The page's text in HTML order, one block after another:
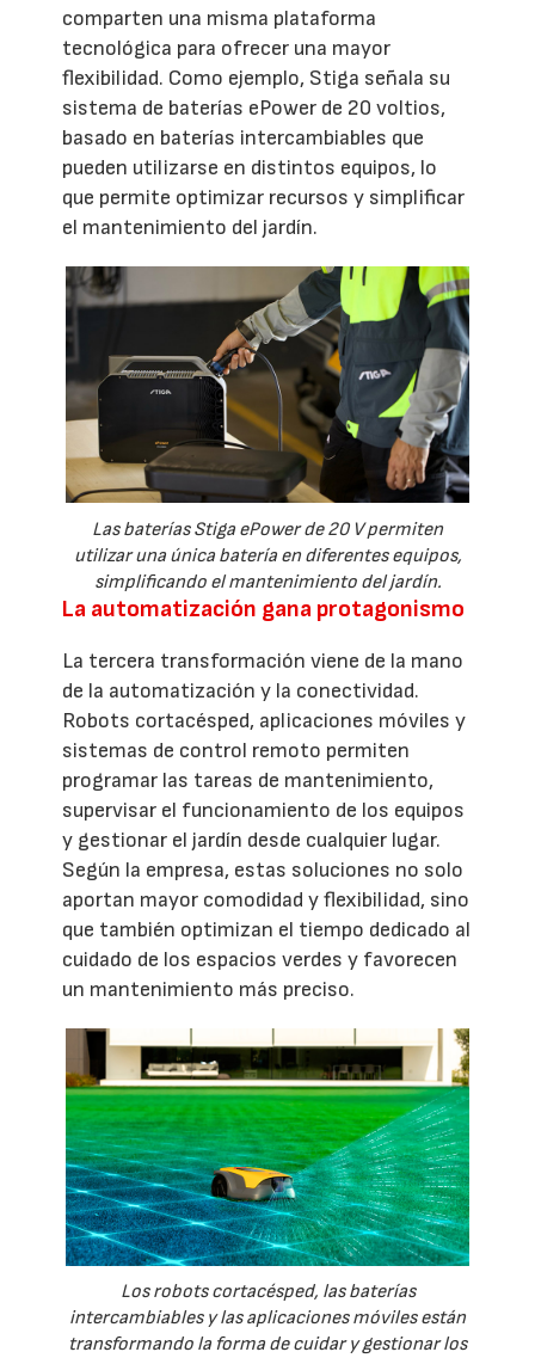
comparten una misma plataforma
tecnológica para ofrecer una mayor
flexibilidad. Como ejemplo, Stiga señala su
sistema de baterías ePower de 20 voltios,
basado en baterías intercambiables que
pueden utilizarse en distintos equipos, lo
que permite optimizar recursos y simplificar
el mantenimiento del jardín.
Las baterías Stiga ePower de 20 V permiten
utilizar una única batería en diferentes equipos,
simplificando el mantenimiento del jardín.
La automatización gana protagonismo
La tercera transformación viene de la mano
de la automatización y la conectividad.
Robots cortacésped, aplicaciones móviles y
sistemas de control remoto permiten
programar las tareas de mantenimiento,
supervisar el funcionamiento de los equipos
y gestionar el jardín desde cualquier lugar.
Según la empresa, estas soluciones no solo
aportan mayor comodidad y flexibilidad, sino
que también optimizan el tiempo dedicado al
cuidado de los espacios verdes y favorecen
un mantenimiento más preciso.
Los robots cortacésped, las baterías
intercambiables y las aplicaciones móviles están
transformando la forma de cuidar y gestionar los